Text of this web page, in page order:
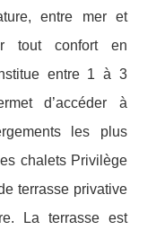
entre mer et
tout confort en
entre 1 à 3
d’accéder à
les plus
chalets Privilège
terrasse privative
La terrasse est